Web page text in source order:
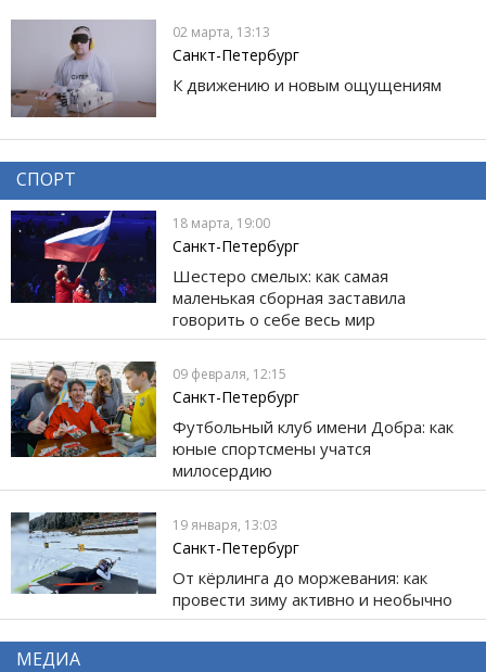
02 марта, 13:13
Санкт-Петербург
К движению и новым ощущениям
СПОРТ
18 марта, 19:00
Санкт-Петербург
Шестеро смелых: как самая
маленькая сборная заставила
говорить о себе весь мир
09 февраля, 12:15
Санкт-Петербург
Футбольный клуб имени Добра: как
юные спортсмены учатся
милосердию
19 января, 13:03
Санкт-Петербург
От кёрлинга до моржевания: как
провести зиму активно и необычно
МЕДИА